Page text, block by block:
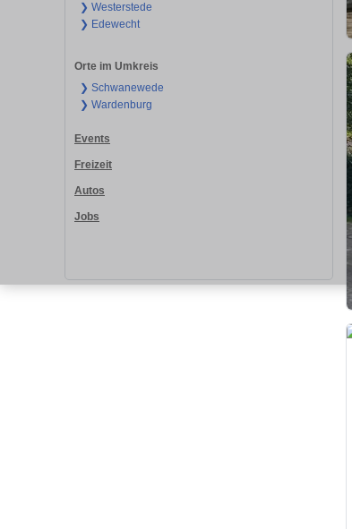
❯ Westerstede
❯ Edewecht
Orte im Umkreis
❯ Schwanewede
❯ Wardenburg
Events
Freizeit
Autos
Jobs